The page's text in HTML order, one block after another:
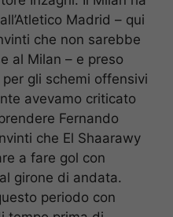
Madrid – qui
che non sarebbe
al Milan – e preso
gli schemi offensivi
avevamo criticato
Fernando
che El Shaarawy
a fare gol con
girone di andata.
periodo con